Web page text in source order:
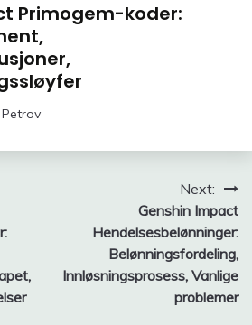
Primogem-koder:
Next:
Genshin Impact
Hendelsesbelønninger:
Belønningsfordeling,
Innløsningsprosess, Vanlige
problemer